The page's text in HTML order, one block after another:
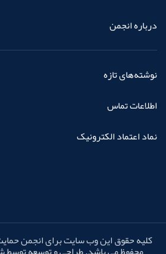
درباره انجمن
نوشته‌های تازه
اطلاعات تماس
نماد اعتماد الکترونیک
کلیه حقوق این وب سایت برای انجمن